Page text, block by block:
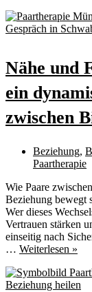
Nähe und
ein
zwischen
Beziehung,
Paartherapie
Wie Paare
Beziehung bewegt
Wer dieses
Vertrauen stärken
einseitig nach
… Weiterlesen »
in